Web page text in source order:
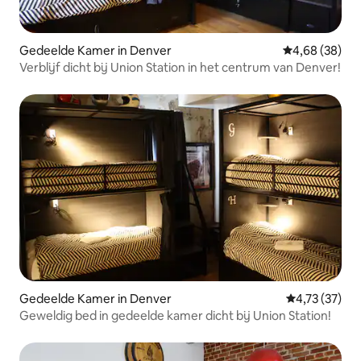
Gedeelde Kamer in Denver Gemiddelde
4,68 (38)
Verblijf dicht bij Union Station in het centrum van Denver!
Gedeelde Kamer in Denver Gemiddelde
4,73 (37)
Geweldig bed in gedeelde kamer dicht bij Union Station!